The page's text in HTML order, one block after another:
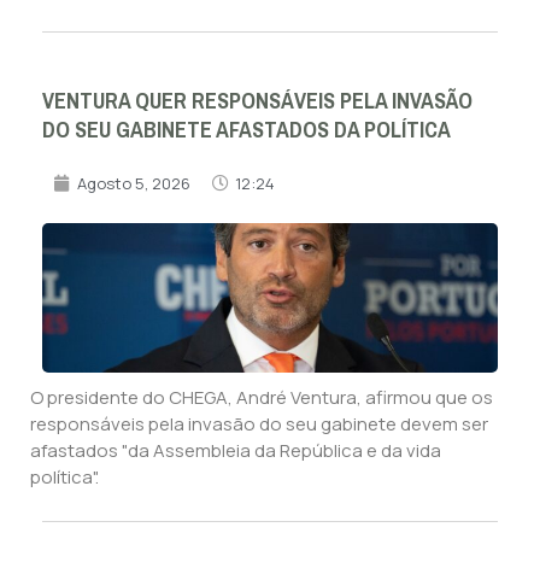
VENTURA QUER RESPONSÁVEIS PELA INVASÃO
DO SEU GABINETE AFASTADOS DA POLÍTICA
Agosto 5, 2026 12:24
O presidente do CHEGA, André Ventura, afirmou que os
responsáveis pela invasão do seu gabinete devem ser
afastados "da Assembleia da República e da vida
política".